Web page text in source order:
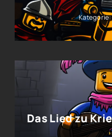
Das Lied zu